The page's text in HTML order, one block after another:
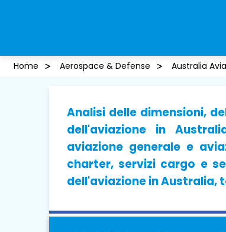
Home Aerospace & Defense Australia
Analisi delle dimensioni,
dell'aviazione in
aviazione generale e
charter, servizi cargo e
dell'aviazione in Australia,